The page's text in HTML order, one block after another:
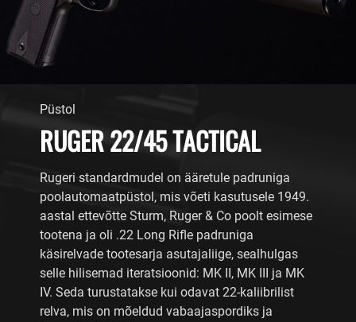
Püstol
RUGER 22/45 TACTICAL
Rugeri standardmudel on ääretule padruniga
poolautomaatpüstol, mis võeti kasutusele 1949.
aastal ettevõtte Sturm, Ruger & Co poolt esimese
tootena ja oli .22 Long Rifle padruniga
käsirelvade tootesarja asutajaliige, sealhulgas
selle hilisemad iteratsioonid: MK II, MK III ja MK
IV. Seda turustatakse kui odavat 22-kaliibrilist
relva, mis on mõeldud vabaajaspordiks ja